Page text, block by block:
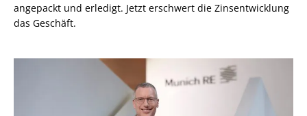
angepackt und erledigt. Jetzt erschwert die Zinsentwicklung
das Geschäft.